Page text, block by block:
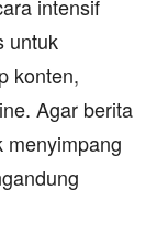
intensif
untuk
konten,
Agar berita
menyimpang